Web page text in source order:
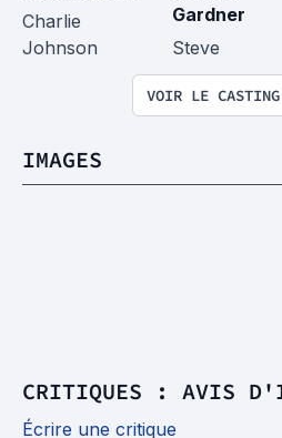
Charlie
Johnson
Gardner
Steve
VOIR LE CASTING
IMAGES
CRITIQUES : AVIS
Écrire une critique